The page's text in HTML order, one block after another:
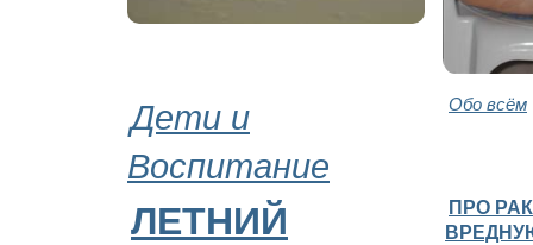
Дети и
Воспитание
Обо всём
ЛЕТНИЙ
ПРО